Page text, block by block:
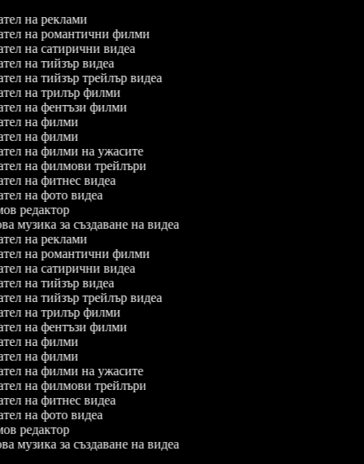
на реклами
на романтични филми
на сатирични видеа
на тийзър видеа
на тийзър трейлър видеа
на трилър филми
на фентъзи филми
на филми
на филми
на филми на ужасите
на филмови трейлъри
на фитнес видеа
на фото видеа
редактор
музика за създаване на видеа
на реклами
на романтични филми
на сатирични видеа
на тийзър видеа
на тийзър трейлър видеа
на трилър филми
на фентъзи филми
на филми
на филми
на филми на ужасите
на филмови трейлъри
на фитнес видеа
на фото видеа
редактор
музика за създаване на видеа